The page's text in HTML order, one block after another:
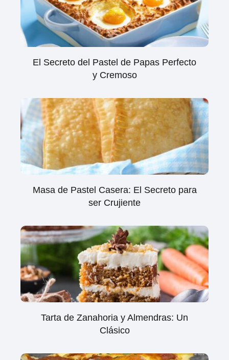
El Secreto del Pastel de Papas Perfecto
y Cremoso
Masa de Pastel Casera: El Secreto para
ser Crujiente
Tarta de Zanahoria y Almendras: Un
Clásico